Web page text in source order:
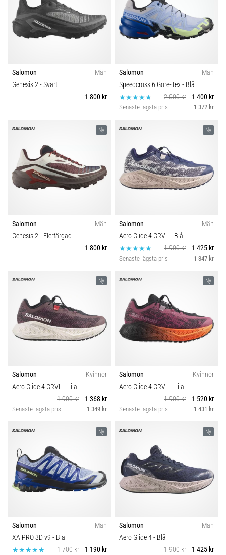
Salomon
Män
Genesis 2- Svart
1 800 kr
Salomon
Män
Speedcross 6 Gore-Tex- Blå
2 000 kr
1 400 kr
Senaste lägsta pris 1 372 kr
Ny
Salomon
Män
Genesis 2- Flerfärgad
1 800 kr
Ny
Salomon
Män
Aero Glide 4 GRVL - Blå
1 900 kr
1 425 kr
Senaste lägsta pris 1 347 kr
Ny
Salomon
Kvinnor
Aero Glide 4 GRVL - Lila
1 900 kr
1 368 kr
Senaste lägsta pris 1 349 kr
Ny
Salomon
Kvinnor
Aero Glide 4 GRVL - Lila
1 900 kr
1 520 kr
Senaste lägsta pris 1 431 kr
Ny
Salomon
Män
XA PRO 3D v9 - Blå
1 700 kr
1 190 kr
Ny
Salomon
Män
Aero Glide 4- Blå
1 900 kr
1 425 kr